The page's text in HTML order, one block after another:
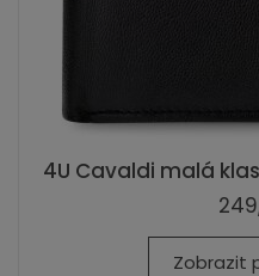
4U Cavaldi malá
Zobrazit